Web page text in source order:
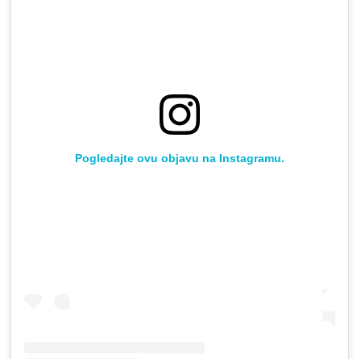
Pogledajte ovu objavu na Instagramu.